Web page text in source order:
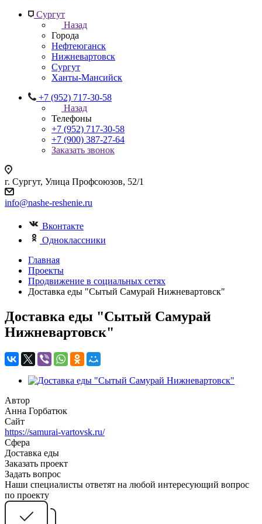
Сургут
Назад
Города
Нефтеюганск
Нижневартовск
Сургут
Ханты-Мансийск
+7 (952) 717-30-58
Назад
Телефоны
+7 (952) 717-30-58
+7 (900) 387-27-64
Заказать звонок
г. Сургут, Улица Профсоюзов, 52/1
info@nashe-reshenie.ru
Вконтакте
Одноклассники
Главная
Проекты
Продвижение в социальных сетях
Доставка еды "Сытый Самурай Нижневартовск"
Доставка еды "Сытый Самурай
Нижневартовск"
Автор
Анна Горбатюк
Сайт
https://samurai-vartovsk.ru/
Сфера
Доставка еды
Заказать проект
Задать вопрос
Наши специалисты ответят на любой интересующий вопрос
по проекту